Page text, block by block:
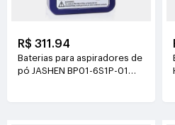
R$ 311.94
Baterias para aspiradores de
pó JASHEN BP01-6S1P-01